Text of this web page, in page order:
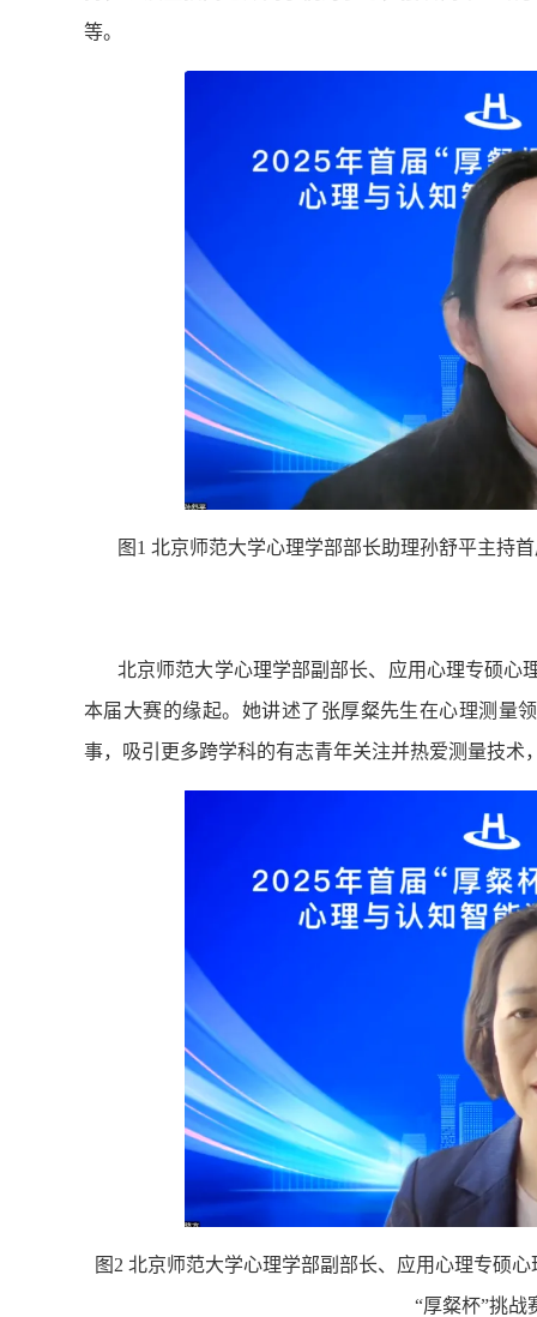
等。
图1 北京师范大学心理学部部长助理孙舒平主持
北京师范大学心理学部副部长、应用心理专硕心
本届大赛的缘起。她讲述了张厚粲先生在心理测量
事，吸引更多跨学科的有志青年关注并热爱测量技
图2 北京师范大学心理学部副部长、应用心理专硕
“厚粲杯”挑战